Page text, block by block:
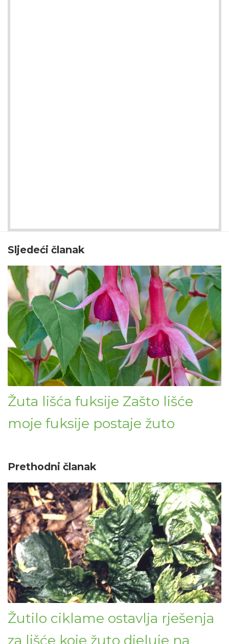
Sljedeći članak
Žuta lišća fuksije Zašto lišće
moje fuksije postaje žuto
Prethodni članak
Žutilo ciklame ostavlja rješenja
za lišće koje žuto djeluje na